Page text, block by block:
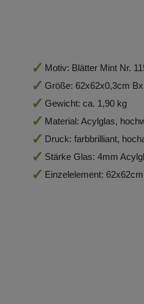
Motiv: Blätter Mint Nr.
Größe: 62x62x0,3cm
Gewicht: ca. 1,90 kg
Material: Acylglas,
Druck: farbbrilliant,
Stärke Glas: 4mm
Einzelelement: